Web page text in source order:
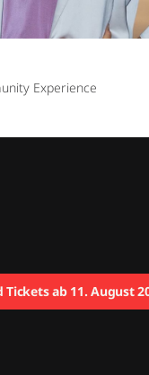
Experience
Tickets ab 11. August